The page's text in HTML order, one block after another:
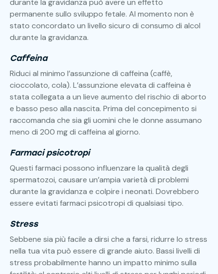
durante la gravidanza può avere un effetto
permanente sullo sviluppo fetale. Al momento non è
stato concordato un livello sicuro di consumo di alcol
durante la gravidanza.
Caffeina
Riduci al minimo l’assunzione di caffeina (caffè,
cioccolato, cola). L’assunzione elevata di caffeina è
stata collegata a un lieve aumento del rischio di aborto
e basso peso alla nascita. Prima del concepimento si
raccomanda che sia gli uomini che le donne assumano
meno di 200 mg di caffeina al giorno.
Farmaci psicotropi
Questi farmaci possono influenzare la qualità degli
spermatozoi, causare un’ampia varietà di problemi
durante la gravidanza e colpire i neonati. Dovrebbero
essere evitati farmaci psicotropi di qualsiasi tipo.
Stress
Sebbene sia più facile a dirsi che a farsi, ridurre lo stress
nella tua vita può essere di grande aiuto. Bassi livelli di
stress probabilmente hanno un impatto minimo sulla